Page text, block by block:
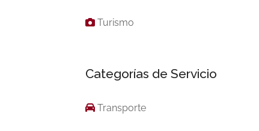
Turismo
Categorías de Servicio
Transporte